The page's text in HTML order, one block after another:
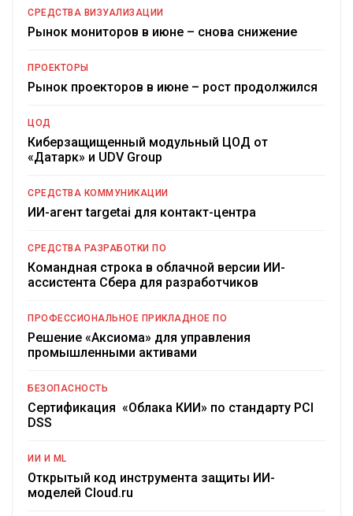
СРЕДСТВА ВИЗУАЛИЗАЦИИ
Рынок мониторов в июне – снова снижение
ПРОЕКТОРЫ
Рынок проекторов в июне – рост продолжился
ЦОД
Киберзащищенный модульный ЦОД от
«Датарк» и UDV Group
СРЕДСТВА КОММУНИКАЦИИ
ИИ-агент targetai для контакт-центра
СРЕДСТВА РАЗРАБОТКИ ПО
Командная строка в облачной версии ИИ-
ассистента Сбера для разработчиков
ПРОФЕССИОНАЛЬНОЕ ПРИКЛАДНОЕ ПО
Решение «Аксиома» для управления
промышленными активами
БЕЗОПАСНОСТЬ
Сертификация «Облака КИИ» по стандарту PCI
DSS
ИИ И ML
Открытый код инструмента защиты ИИ-
моделей Cloud.ru